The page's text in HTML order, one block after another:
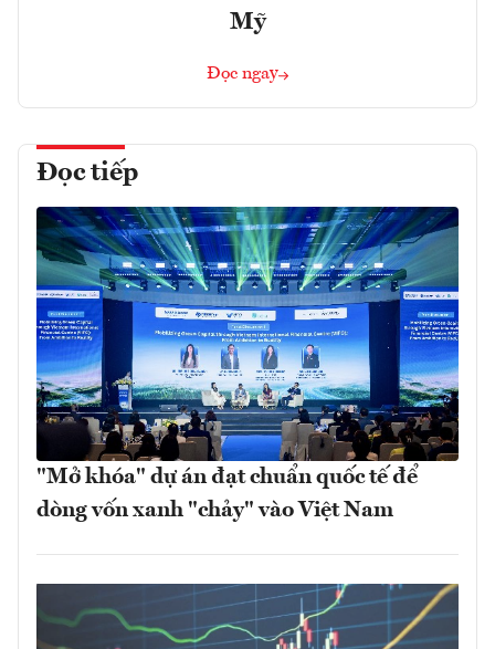
Mỹ
Đọc ngay
Đọc tiếp
"Mở khóa" dự án đạt chuẩn quốc tế để
dòng vốn xanh "chảy" vào Việt Nam